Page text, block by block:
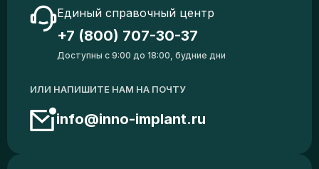
Единый справочный центр
+7 (800) 707-30-37
Доступны с 9:00 до 18:00, будние дни
ИЛИ НАПИШИТЕ НАМ НА ПОЧТУ
info@inno-implant.ru